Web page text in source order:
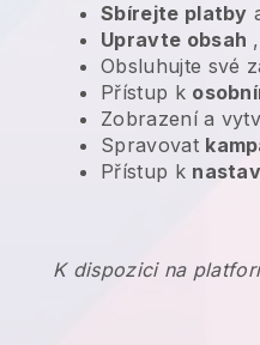
Sbírejte platby
Upravte obsah
Obsluhujte své
Přístup k
Zobrazení a
Spravovat
Přístup k
K dispozici na